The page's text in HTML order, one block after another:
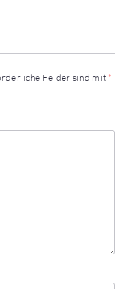
Felder sind mit*